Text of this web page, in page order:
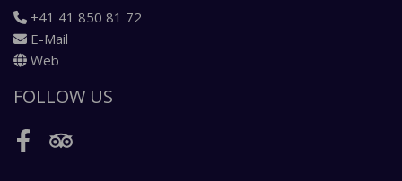
+41 41 850 81 72
E-Mail
Web
FOLLOW US
FacebookTripadvisor